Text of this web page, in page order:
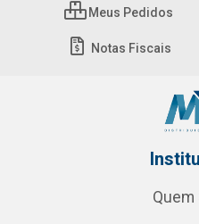
Meus Pedidos
Notas Fiscais
Quem